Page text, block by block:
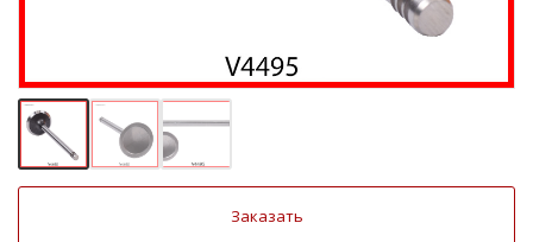
Заказать